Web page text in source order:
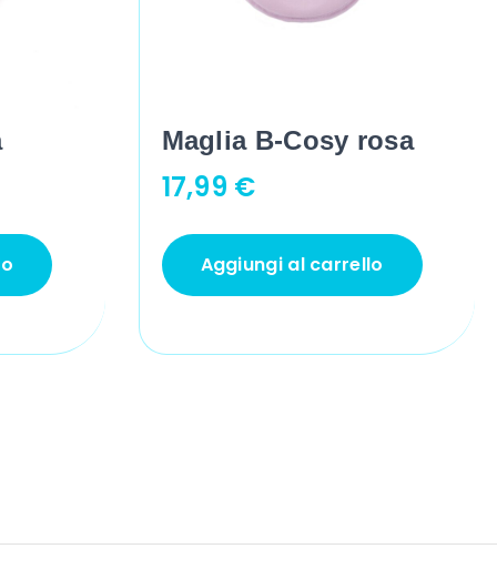
Maglia B-Cosy rosa
17,99 €
Aggiungi al carrello